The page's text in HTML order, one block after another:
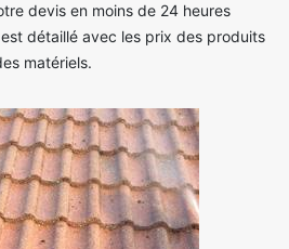
devis en moins de 24 heures
détaillé avec les prix des produits
matériels.